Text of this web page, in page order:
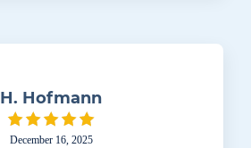
H. Hofmann
December 16, 2025